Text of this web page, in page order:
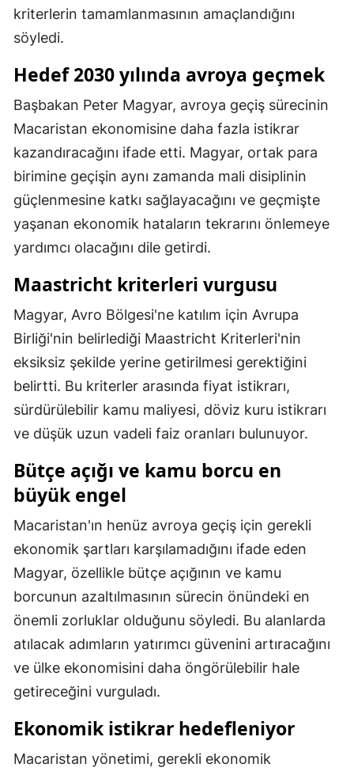
İzmir
Kars
Kastamonu
Kırklareli
Kırşehir
Kütahya
Malatya
Manisa
Kahramanmaraş
Mardin
Muş
Nevşehir
Niğde
Ordu
Samsun
Siirt
kriterlerin tamamlanmasının amaçlandığını
söyledi.
Hedef 2030 yılında avroya geçmek
Başbakan Peter Magyar, avroya geçiş sürecinin
Macaristan ekonomisine daha fazla istikrar
kazandıracağını ifade etti. Magyar, ortak para
birimine geçişin aynı zamanda mali disiplinin
güçlenmesine katkı sağlayacağını ve geçmişte
yaşanan ekonomik hataların tekrarını önlemeye
yardımcı olacağını dile getirdi.
Maastricht kriterleri vurgusu
Magyar, Avro Bölgesi'ne katılım için Avrupa
Birliği'nin belirlediği Maastricht Kriterleri'nin
eksiksiz şekilde yerine getirilmesi gerektiğini
belirtti. Bu kriterler arasında fiyat istikrarı,
sürdürülebilir kamu maliyesi, döviz kuru istikrarı
ve düşük uzun vadeli faiz oranları bulunuyor.
Bütçe açığı ve kamu borcu en
büyük engel
Macaristan'ın henüz avroya geçiş için gerekli
ekonomik şartları karşılamadığını ifade eden
Magyar, özellikle bütçe açığının ve kamu
borcunun azaltılmasının sürecin önündeki en
önemli zorluklar olduğunu söyledi. Bu alanlarda
atılacak adımların yatırımcı güvenini artıracağını
ve ülke ekonomisini daha öngörülebilir hale
getireceğini vurguladı.
Ekonomik istikrar hedefleniyor
Macaristan yönetimi, gerekli ekonomik